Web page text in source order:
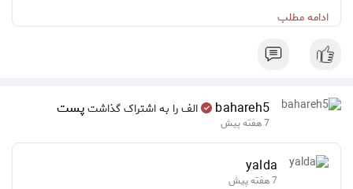
پس به جای اصرار بر خواسته‌های خودمون،از خدا بخواهیم که
ادامه مطلب
bahareh5 الف را به اشتراک گذاشتپست
7 هفته پیش
yalda
7 هفته پیش